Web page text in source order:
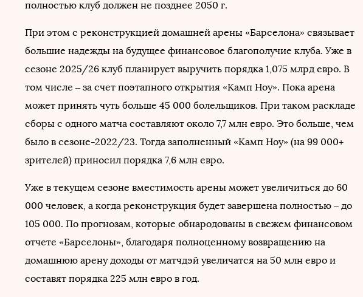
полностью клуб должен не позднее 2050 г.
При этом с реконструкцией домашней арены «Барселона» связывает
большие надежды на будущее финансовое благополучие клуба. Уже в
сезоне 2025/26 клуб планирует выручить порядка 1,075 млрд евро. В
том числе – за счет поэтапного открытия «Камп Ноу». Пока арена
может принять чуть больше 45 000 болельщиков. При таком раскладе
сборы с одного матча составляют около 7,7 млн евро. Это больше, чем
было в сезоне-2022/23. Тогда заполненный «Камп Ноу» (на 99 000+
зрителей) приносил порядка 7,6 млн евро.
Уже в текущем сезоне вместимость арены может увеличиться до 60
000 человек, а когда реконструкция будет завершена полностью – до
105 000. По прогнозам, которые обнародованы в свежем финансовом
отчете «Барселоны», благодаря полноценному возвращению на
домашнюю арену доходы от матчдэй увеличатся на 50 млн евро и
составят порядка 225 млн евро в год.